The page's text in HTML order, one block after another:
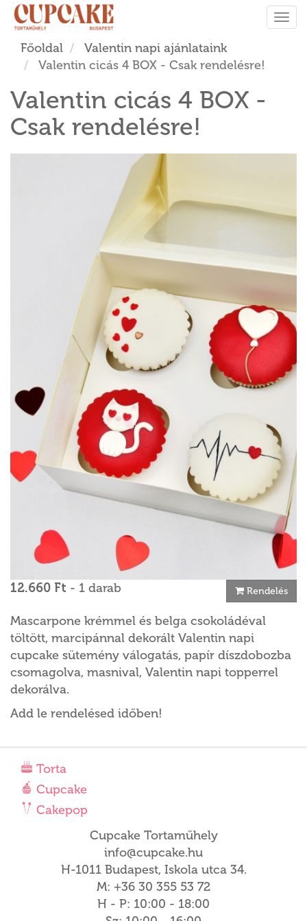
Főoldal
Valentin napi ajánlataink
Valentin cicás 4 BOX - Csak rendelésre!
Valentin cicás 4 BOX -
Csak rendelésre!
12.660 Ft - 1 darab Rendelés
Mascarpone krémmel és belga csokoládéval
töltött, marcipánnal dekorált Valentin napi
cupcake sütemény válogatás, papír díszdobozba
csomagolva, masnival, Valentin napi topperrel
dekorálva.
Add le rendelésed időben!
Torta
Cupcake
Cakepop
Cupcake Tortaműhely
info@cupcake.hu
H-1011 Budapest, Iskola utca 34.
M: +36 30 355 53 72
H - P: 10:00 - 18:00